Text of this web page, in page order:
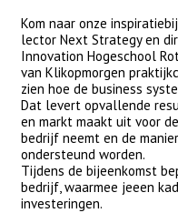
Kom naar onze
lector Next Strategy en
Innovation Hogeschool
van Klikopmorgen
zien hoe de business
Dat levert opvallende
en markt maakt uit voor
bedrijf neemt en de
ondersteund worden.
Tijdens de bijeenkomst
bedrijf, waarmee jeeen
investeringen.